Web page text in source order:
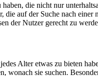
die nicht nur
auf der Suche nach
der Nutzer gerecht zu
Alter etwas zu bieten
sie suchen.